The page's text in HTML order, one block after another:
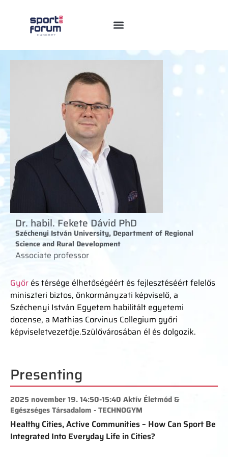
Dr. habil. Fekete Dávid PhD
Széchenyi István University, Department of Regional
Science and Rural Development
Associate professor
Győr és térsége élhetőségéért és fejlesztéséért felelős
miniszteri biztos, önkormányzati képviselő, a
Széchenyi István Egyetem habilitált egyetemi
docense, a Mathias Corvinus Collegium győri
képviseletvezetője.Szülővárosában él és dolgozik.
Presenting
2025 november 19. 14:50-15:40 Aktív Életmód &
Egészséges Társadalom - TECHNOGYM
Healthy Cities, Active Communities – How Can Sport Be
Integrated Into Everyday Life in Cities?